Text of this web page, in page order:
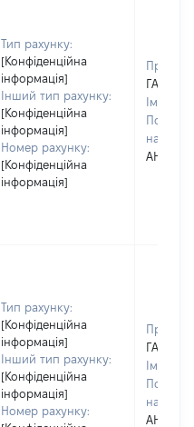
Тип рахунку:
[Конфіденційна
інформація]
Інший тип рахунку:
[Конфіденційна
інформація]
Номер рахунку:
[Конфіденційна
інформація]
Ім'я:
По
Тип рахунку:
[Конфіденційна
інформація]
Інший тип рахунку:
[Конфіденційна
інформація]
Номер рахунку:
Ім'я:
По